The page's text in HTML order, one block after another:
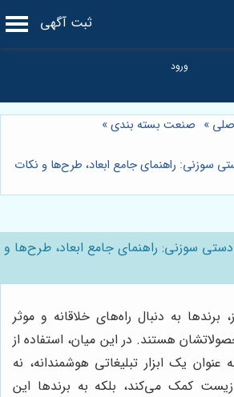
ثبت آگهی
» صنعت بسته بندی»
سوزنی: راهنمای جامع ابعاد، طرح‌ها و نکات
سوزنی: راهنمای جامع ابعاد، طرح‌ها و
برندها به دنبال راه‌های خلاقانه و موثر
هستند. در این میان، استفاده از
یک ابزار تبلیغاتی هوشمندانه، نه
کمک می‌کند، بلکه به برندها این